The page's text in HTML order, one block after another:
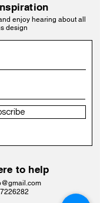
enjoy hearing about all
design
to help